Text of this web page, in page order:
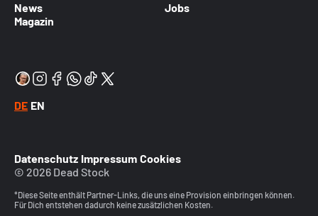
News
Magazin
Jobs
DE EN
Datenschutz Impressum Cookies
© 2026 Dead Stock
*Diese Seite enthält Partner-Links, die uns eine Provision einbringen können.
Für Dich entstehen dadurch keine zusätzlichen Kosten.